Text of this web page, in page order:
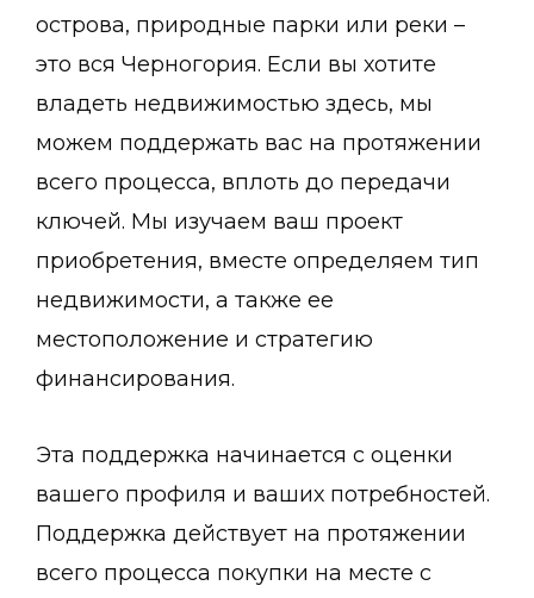
острова, природные парки или реки –
это вся Черногория. Если вы хотите
владеть недвижимостью здесь, мы
можем поддержать вас на протяжении
всего процесса, вплоть до передачи
ключей. Мы изучаем ваш проект
приобретения, вместе определяем тип
недвижимости, а также ее
местоположение и стратегию
финансирования.
Эта поддержка начинается с оценки
вашего профиля и ваших потребностей.
Поддержка действует на протяжении
всего процесса покупки на месте с